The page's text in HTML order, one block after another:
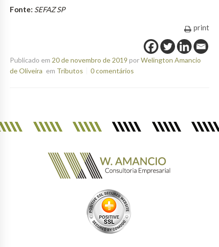
Fonte: SEFAZ SP
print
Publicado em 20 de novembro de 2019 porWelington Amancio
de Oliveira em Tributos 0 comentários